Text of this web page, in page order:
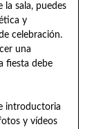
la sala, puedes
y
celebración.
una
fiesta debe
introductoria
y vídeos